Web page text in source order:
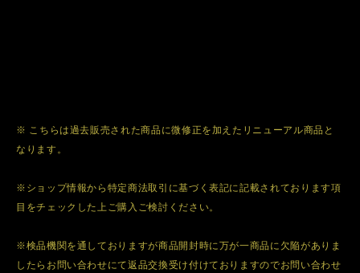
※ こちらは過去販売された商品に微修正を加えたリニューアル商品と
なります。
※ショップ情報から特定商法取引に基づく表記に記載されております項
目をチェックした上ご購入ご検討ください。
※検品機関を通しておりますが商品開封時に万が一商品に欠陥がありま
したらお問い合わせにて返品交換受け付けておりますのでお問い合わせ